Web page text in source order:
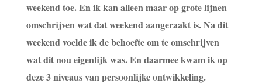
weekend toe. En ik kan alleen maar op grote lijnen
omschrijven wat dat weekend aangeraakt is. Na dit
weekend voelde ik de behoefte om te omschrijven
wat dit nou eigenlijk was. En daarmee kwam ik op
deze 3 niveaus van persoonlijke ontwikkeling.